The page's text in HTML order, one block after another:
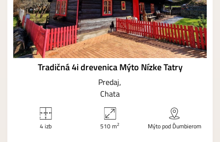
Tradičná 4i drevenica Mýto Nízke Tatry
Predaj
Chata
4 izb 510 m2 Mýto pod Ďumbierom